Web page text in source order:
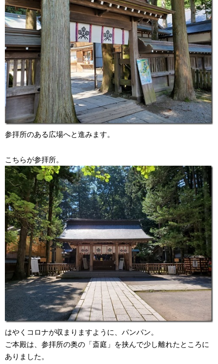
参拝所のある広場へと進みます。
こちらが参拝所。
はやくコロナが収まりますように、パンパン。
ご本殿は、参拝所の奥の「斎庭」を挟んで少し離れたところに
ありました。